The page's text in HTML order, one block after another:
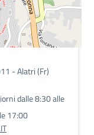
- Alatri (Fr)
dalle 8:30 alle
17:00